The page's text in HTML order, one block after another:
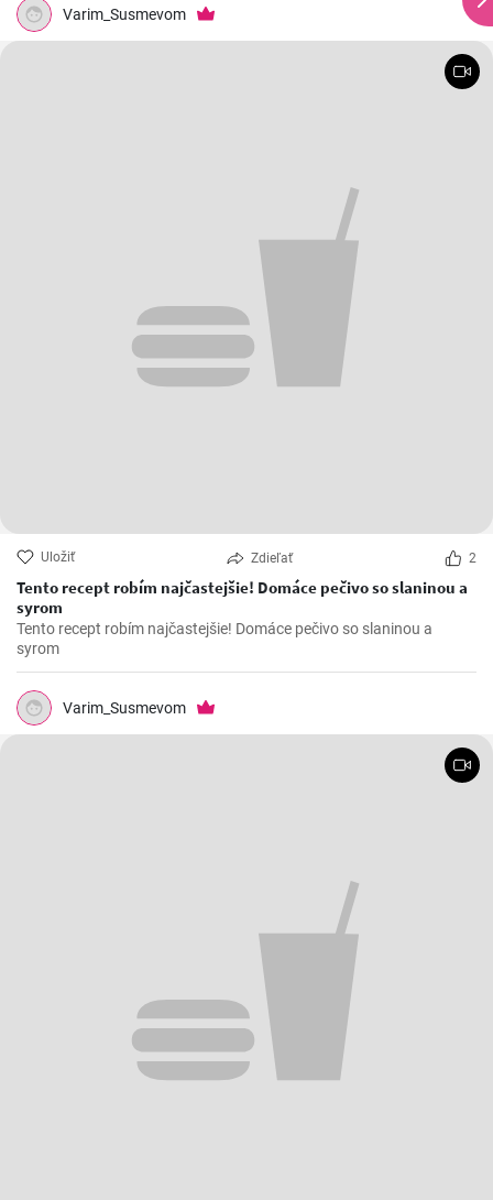
Varim_Susmevom
Uložiť Zdieľať 2
Tento recept robím najčastejšie! Domáce pečivo so slaninou a
syrom
Tento recept robím najčastejšie! Domáce pečivo so slaninou a
syrom
Varim_Susmevom